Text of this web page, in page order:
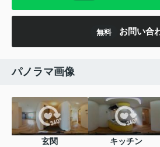
無料 お問い合
パノラマ画像
玄関 キッチン